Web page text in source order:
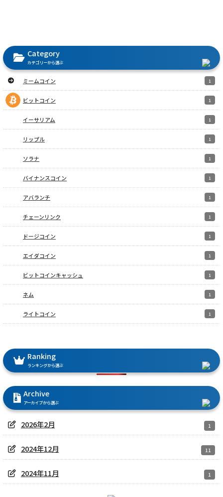
Category
カテゴリーから選ぶ
ミームコイン 1
ビットコイン 1
イーサリアム 1
リップル 1
ソラナ 1
バイナンスコイン 1
アバランチ 1
チェーンリンク 1
ドージコイン 1
エイダコイン 1
ビットコインキャッシュ 1
ネム 1
ライトコイン 1
Ranking
ランキングから選ぶ
Archive
アーカイブから選ぶ
2026年2月 1
2024年12月 11
2024年11月 1